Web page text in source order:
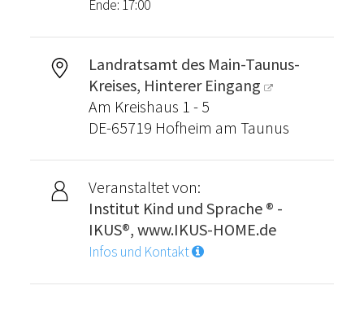
Ende: 17:00
Landratsamt des Main-Taunus-
Kreises, Hinterer Eingang
Am Kreishaus 1 - 5
DE-65719 Hofheim am Taunus
Veranstaltet von:
Institut Kind und Sprache ® -
IKUS®, www.IKUS-HOME.de
Infos und Kontakt